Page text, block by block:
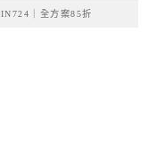
｜全方案85折